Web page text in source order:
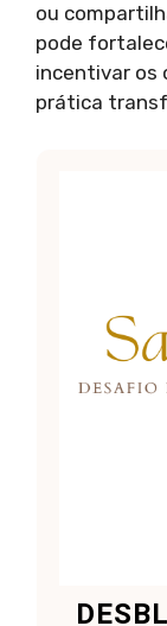
ou
pode
incentivar os
prática